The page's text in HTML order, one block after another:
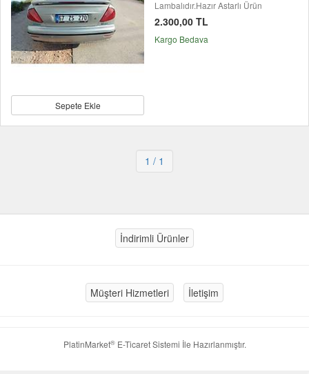
Sepete Ekle
Lambalıdır.Hazır Astarlı Ürün
2.300,00 TL
Kargo Bedava
1 / 1
İndirimli Ürünler
Müşteri Hizmetleri İletişim
PlatinMarket®E-Ticaret Sistemi İle Hazırlanmıştır.